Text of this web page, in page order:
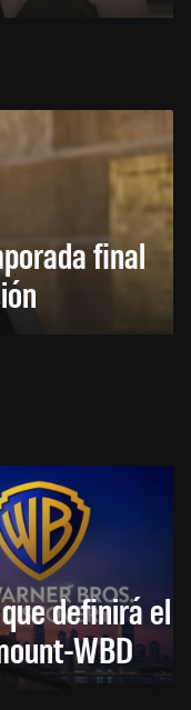
final
definirá el
WBD